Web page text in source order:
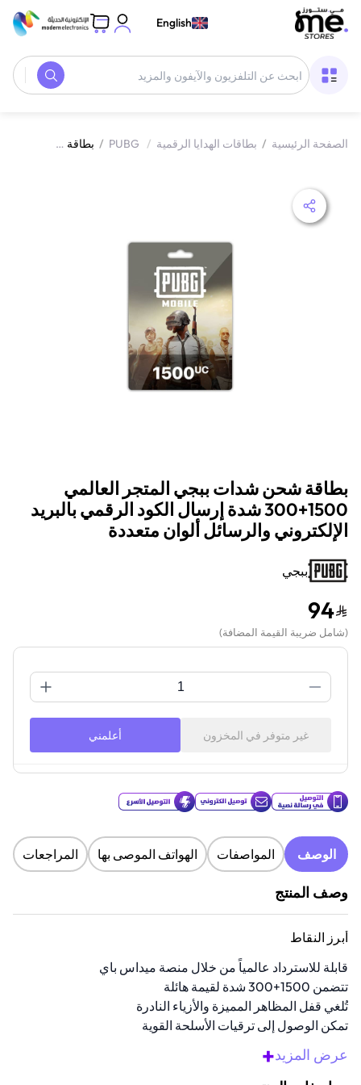
English
الصفحة الرئيسية / بطاقات الهدايا الرقمية /
PUBG
/ بطاقة شحن شدات ببجي المتجر العالمي 1500+300 شدة إرسال الكود الرقمي بالبريد الإلكتروني والرسائل ألوان متعددة
بطاقة شحن شدات ببجي المتجر العالمي
1500+300 شدة إرسال الكود الرقمي بالبريد
الإلكتروني والرسائل ألوان متعددة
ببجي
94
(شامل ضريبة القيمة المضافة)
غير متوفر في المخزون أعلمني
الوصف المواصفات الهواتف الموصى بها المراجعات
وصف المنتج
أبرز النقاط
قابلة للاسترداد عالمياً من خلال منصة ميداس باي
تتضمن 1500+300 شدة لقيمة هائلة
تُلغي قفل المظاهر المميزة والأزياء النادرة
تمكن الوصول إلى ترقيات الأسلحة القوية
توصيل سريع عبر البريد الإلكتروني والرسائل النصية القصيرة
عرض المزيد+